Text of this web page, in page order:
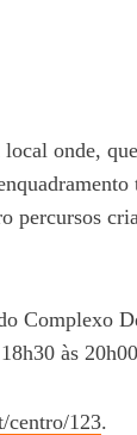
onde,
percursos
Complexo
às
centro/123.